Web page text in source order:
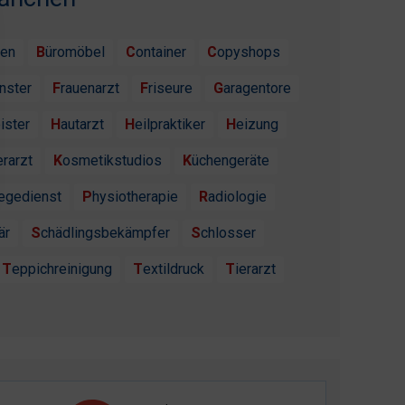
Büromöbel Container Copyshops
Frauenarzt Friseure Garagentore
Hautarzt Heilpraktiker Heizung
Kosmetikstudios Küchengeräte
Physiotherapie Radiologie
Schädlingsbekämpfer Schlosser
Teppichreinigung Textildruck Tierarzt